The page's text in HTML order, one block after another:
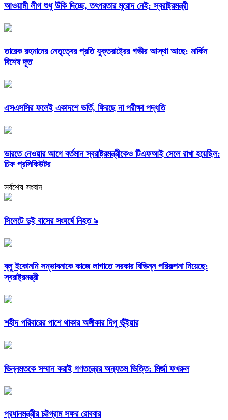
আওয়ামী লীগ শুধু উঁকি দিচ্ছে, তৎপরতার মুরোদ নেই: স্বরাষ্ট্রমন্ত্রী
তারেক রহমানের নেতৃত্বের প্রতি যুক্তরাষ্ট্রের গভীর আস্থা আছে: মার্কিন
বিশেষ দূত
এসএসসির ফলেই একাদশে ভর্তি, ফিরছে না পরীক্ষা পদ্ধতি
ভারতে নেওয়ার আগে বর্তমান স্বরাষ্ট্রমন্ত্রীকেও টিএফআই সেলে রাখা হয়েছিল:
চিফ প্রসিকিউটর
সর্বশেষ সংবাদ
সিলেটে দুই বাসের সংঘর্ষে নিহত ৯
ব্লু ইকোনমি সম্ভাবনাকে কাজে লাগাতে সরকার বিভিন্ন পরিকল্পনা নিয়েছে:
স্বরাষ্ট্রমন্ত্রী
শহীদ পরিবারের পাশে থাকার অঙ্গীকার দিপু ভূঁইয়ার
ভিন্নমতকে সম্মান করাই গণতন্ত্রের অন্যতম ভিত্তি: মির্জা ফখরুল
প্রধানমন্ত্রীর চট্টগ্রাম সফর রোববার